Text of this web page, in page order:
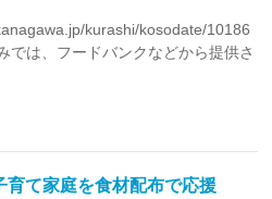
kurashi/kosodate/10186
では、フードバンクなどから提供さ
育て家庭を食材配布で応援